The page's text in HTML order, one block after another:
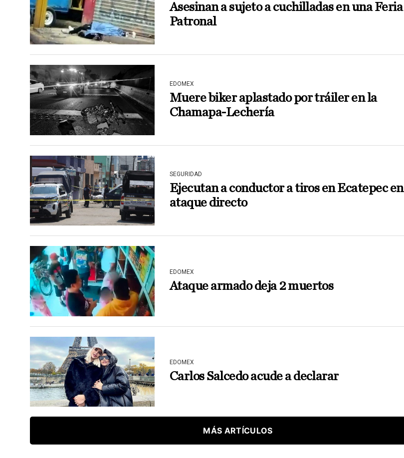
Asesinan a sujeto a cuchilladas en una Feria
Patronal
EDOMEX
Muere biker aplastado por tráiler en la
Chamapa-Lechería
SEGURIDAD
Ejecutan a conductor a tiros en Ecatepec en
ataque directo
EDOMEX
Ataque armado deja 2 muertos
EDOMEX
Carlos Salcedo acude a declarar
MÁS ARTÍCULOS